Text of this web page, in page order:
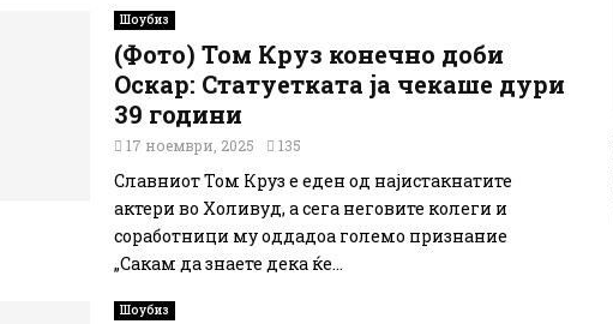
Шоубиз
(Фото) Том Круз конечно доби
Оскар: Статуетката ја чекаше дури
39 години
17 ноември, 2025 135
Славниот Том Круз е еден од најистакнатите
актери во Холивуд, а сега неговите колеги и
соработници му оддадоа големо признание
„Сакам да знаете дека ќе...
Шоубиз